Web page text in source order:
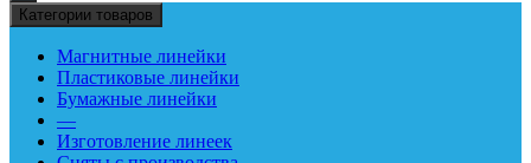
Категории товаров
Магнитные линейки
Пластиковые линейки
Бумажные линейки
—
Изготовление линеек